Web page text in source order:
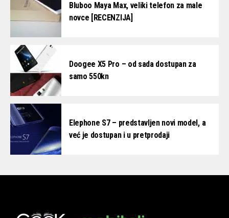
Bluboo Maya Max, veliki telefon za male
novce [RECENZIJA]
Doogee X5 Pro – od sada dostupan za
samo 550kn
Elephone S7 – predstavljen novi model, a
već je dostupan i u pretprodaji